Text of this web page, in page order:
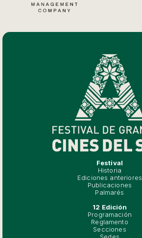
Festival
Historia
Ediciones anteriores
Publicaciones
Palmarés
12 Edición
Programación
Reglamento
Secciones